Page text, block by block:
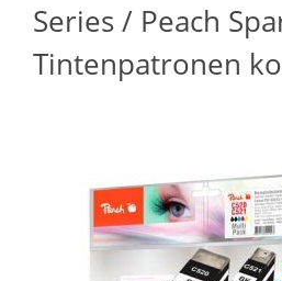
Series / Peach
Tintenpatronen